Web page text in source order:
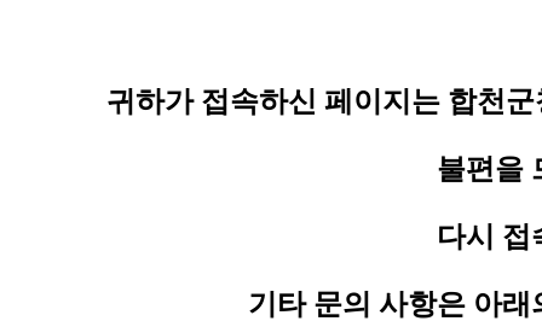
귀하가 접속하신 페이지는 합천
불편을
다시 접
기타 문의 사항은 아